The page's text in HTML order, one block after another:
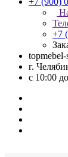
+7
г.
с 10:00